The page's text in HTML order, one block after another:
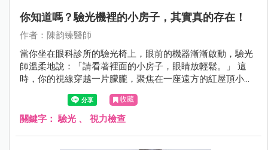
你知道嗎？驗光機裡的小房子，其實真的存在！
作者：陳韵臻醫師
當你坐在眼科診所的驗光椅上，眼前的機器漸漸啟動，驗光
師溫柔地說：「請看著裡面的小房子，眼睛放輕鬆。」 這
時，你的視線穿越一片朦朧，聚焦在一座遠方的紅屋頂小教
堂上，彷彿置身異地，短暫逃離現實。但你知道嗎？這座小
房子，其實真的存在，而且地點遙遠夢幻——它來自冰島的
斯奈山半島，名為 Ingjaldshólskirkja，是一座歷史悠久、風
收藏
關鍵字：驗光 、 視力檢查